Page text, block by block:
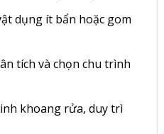
dụng ít bẩn hoặc gom
tích và chọn chu trình
khoang rửa, duy trì